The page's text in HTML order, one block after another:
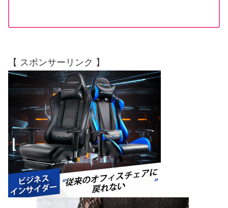
【 スポンサーリンク 】